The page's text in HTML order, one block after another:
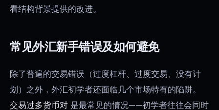
看结构背景提供的改进。
常见外汇新手错误及如何避免
除了普遍的交易错误（过度杠杆、过度交易、没有计
划）之外，外汇初学者还面临几个市场特有的陷阱。
交易过多货币对 是最常见的情况——初学者往往会同时